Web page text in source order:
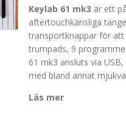
Keylab 61 mk3 är ett
aftertouchkänsliga
transportknappar för att
trumpads, 9
61 mk3 ansluts via
med bland annat
Läs mer